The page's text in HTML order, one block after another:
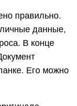
правильно.
данные,
В конце
Его можно